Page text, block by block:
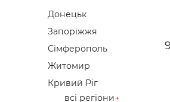
Донецьк
Запоріжжя
Сімферополь
Житомир
Кривий Ріг
всі регіони